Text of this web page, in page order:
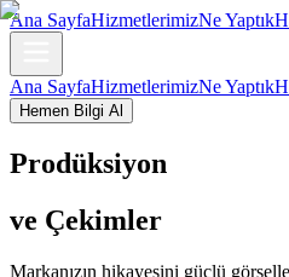
Ana SayfaHizmetlerimizNe Yaptık
Ana SayfaHizmetlerimizNe Yaptık
Hemen Bilgi Al
Prodüksiyon
ve Çekimler
Markanızın hikayesini güçlü